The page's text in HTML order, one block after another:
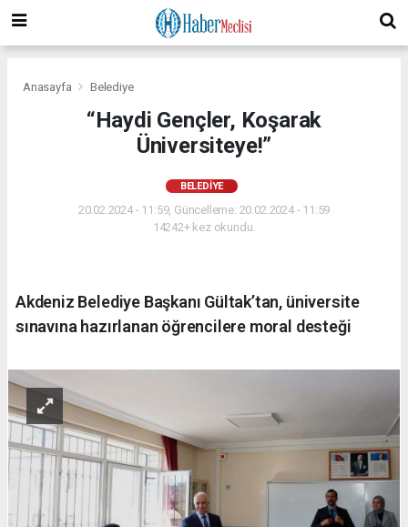
Anasayfa Belediye
“Haydi Gençler, Koşarak
Üniversiteye!”
BELEDIYE
20.02.2024 - 11:59, Güncelleme: 20.02.2024 - 11:59
14242+ kez okundu.
Akdeniz Belediye Başkanı Gültak’tan, üniversite
sınavına hazırlanan öğrencilere moral desteği